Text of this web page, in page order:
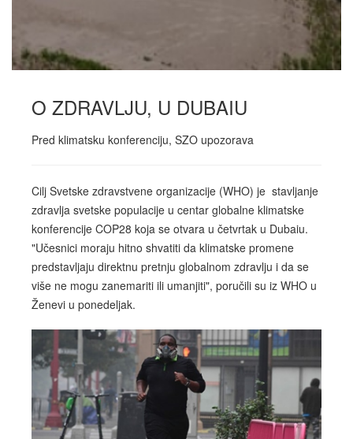
O ZDRAVLJU, U DUBAIU
Pred klimatsku konferenciju, SZO upozorava
Cilj Svetske zdravstvene organizacije (WHO) je stavljanje
zdravlja svetske populacije u centar globalne klimatske
konferencije COP28 koja se otvara u četvrtak u Dubaiu.
"Učesnici moraju hitno shvatiti da klimatske promene
predstavljaju direktnu pretnju globalnom zdravlju i da se
više ne mogu zanemariti ili umanjiti", poručili su iz WHO u
Ženevi u ponedeljak.